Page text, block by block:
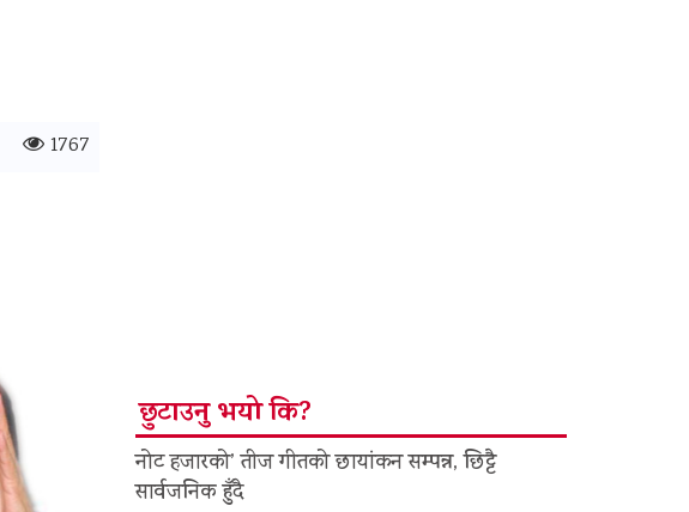
1767
छुटाउनु भयो कि?
नोट हजारको’ तीज गीतको छायांकन सम्पन्न, छिट्टै
सार्वजनिक हुँदै